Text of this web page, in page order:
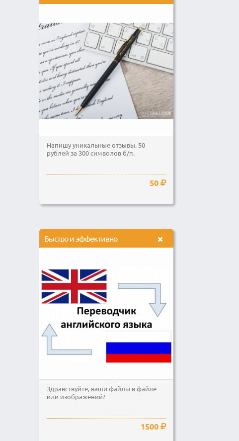
Напишу уникальные отзывы. 50
рублей за 300 символов б/п.
50
Быстро и эффективно
Здравствуйте, ваши файлы в файле
или изображений?
1500